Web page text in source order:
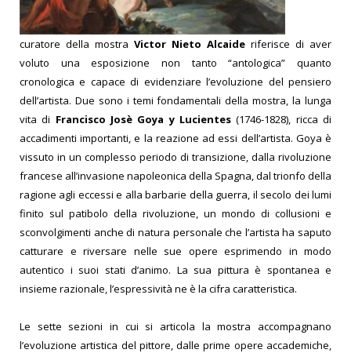
curatore della mostra Victor Nieto Alcaide riferisce di aver
voluto una esposizione non tanto “antologica” quanto
cronologica e capace di evidenziare l’evoluzione del pensiero
dell’artista. Due sono i temi fondamentali della mostra, la lunga
vita di Francisco Josè Goya y Lucientes(1746-1828), ricca di
accadimenti importanti, e la reazione ad essi dell’artista. Goya è
vissuto in un complesso periodo di transizione, dalla rivoluzione
francese all’invasione napoleonica della Spagna, dal trionfo della
ragione agli eccessi e alla barbarie della guerra, il secolo dei lumi
finito sul patibolo della rivoluzione, un mondo di collusioni e
sconvolgimenti anche di natura personale che l’artista ha saputo
catturare e riversare nelle sue opere esprimendo in modo
autentico i suoi stati d’animo. La sua pittura è spontanea e
insieme razionale, l’espressività ne è la cifra caratteristica.
Le sette sezioni in cui si articola la mostra accompagnano
l’evoluzione artistica del pittore, dalle prime opere accademiche,